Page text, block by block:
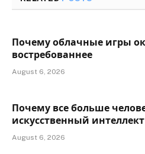
Почему облачные игры
востребованнее
August 6, 2026
Почему все больше
искусственный
August 6, 2026